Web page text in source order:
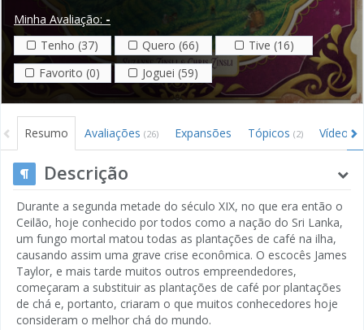
Minha Avaliação: -
Tenho (37)
Quero (66)
Tive (16)
Favorito (0)
Joguei (59)
Resumo Avaliações (26) Expansões Tópicos (2) Vídeos
Descrição
Durante a segunda metade do século XIX, no que era então o
Ceilão, hoje conhecido por todos como a nação do Sri Lanka,
um fungo mortal matou todas as plantações de café na ilha,
causando assim uma grave crise econômica. O escocês James
Taylor, e mais tarde muitos outros empreendedores,
começaram a substituir as plantações de café por plantações
de chá e, portanto, criaram o que muitos conhecedores hoje
consideram o melhor chá do mundo.